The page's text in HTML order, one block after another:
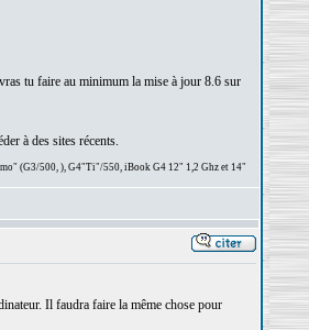
tu faire au minimum la mise à jour 8.6 sur
à des sites récents.
(G3/500, ), G4"Ti"/550, iBook G4 12" 1,2 Ghz et 14"
Il faudra faire la même chose pour